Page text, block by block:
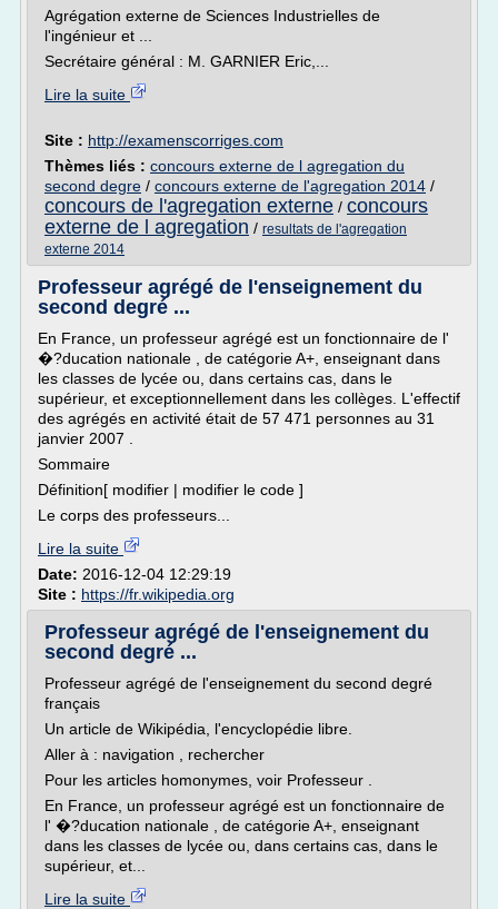
Agrégation externe de Sciences Industrielles de
l'ingénieur et ...
Secrétaire général : M. GARNIER Eric,...
Lire la suite
Site : http://examenscorriges.com
Thèmes liés : concours externe de l agregation du
second degre / concours externe de l'agregation 2014 /
concours de l'agregation externe / concours
externe de l agregation / resultats de l'agregation
externe 2014
Professeur agrégé de l'enseignement du
second degré ...
En France, un professeur agrégé est un fonctionnaire de l'
�?ducation nationale , de catégorie A+, enseignant dans
les classes de lycée ou, dans certains cas, dans le
supérieur, et exceptionnellement dans les collèges. L'effectif
des agrégés en activité était de 57 471 personnes au 31
janvier 2007 .
Sommaire
Définition[ modifier | modifier le code ]
Le corps des professeurs...
Lire la suite
Date: 2016-12-04 12:29:19
Site : https://fr.wikipedia.org
Professeur agrégé de l'enseignement du
second degré ...
Professeur agrégé de l'enseignement du second degré
français
Un article de Wikipédia, l'encyclopédie libre.
Aller à : navigation , rechercher
Pour les articles homonymes, voir Professeur .
En France, un professeur agrégé est un fonctionnaire de
l' �?ducation nationale , de catégorie A+, enseignant
dans les classes de lycée ou, dans certains cas, dans le
supérieur, et...
Lire la suite